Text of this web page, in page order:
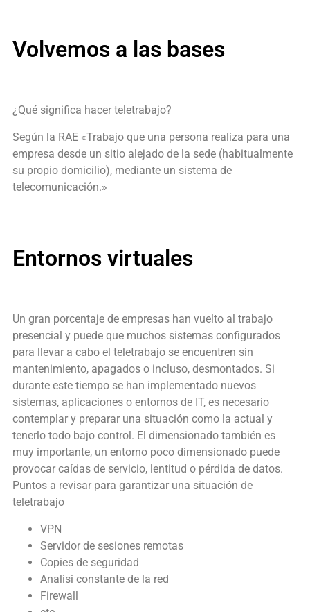
Volvemos a las bases
¿Qué significa hacer teletrabajo?
Según la RAE «Trabajo que una persona realiza para una
empresa desde un sitio alejado de la sede (habitualmente
su propio domicilio), mediante un sistema de
telecomunicación.»
Entornos virtuales
Un gran porcentaje de empresas han vuelto al trabajo
presencial y puede que muchos sistemas configurados
para llevar a cabo el teletrabajo se encuentren sin
mantenimiento, apagados o incluso, desmontados. Si
durante este tiempo se han implementado nuevos
sistemas, aplicaciones o entornos de IT, es necesario
contemplar y preparar una situación como la actual y
tenerlo todo bajo control. El dimensionado también es
muy importante, un entorno poco dimensionado puede
provocar caídas de servicio, lentitud o pérdida de datos.
Puntos a revisar para garantizar una situación de
teletrabajo
VPN
Servidor de sesiones remotas
Copies de seguridad
Analisi constante de la red
Firewall